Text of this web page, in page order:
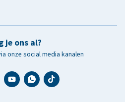
je ons al?
onze social media kanalen